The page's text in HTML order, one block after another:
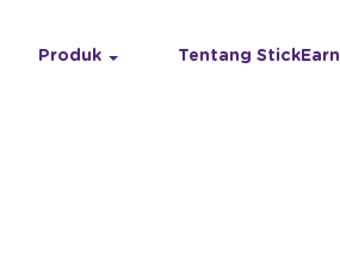
Produk Tentang StickEarn